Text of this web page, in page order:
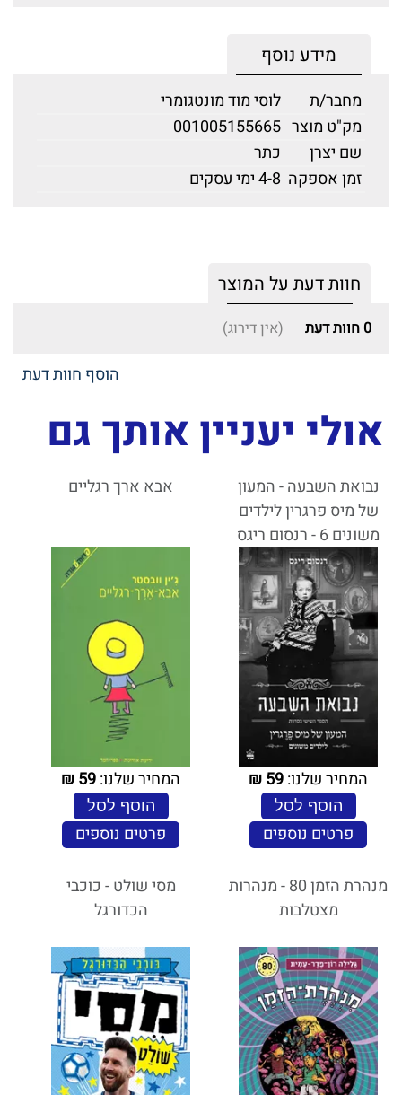
מידע נוסף
מחבר/ת
לוסי מוד מונטגומרי
מק"ט מוצר 001005155665
שם יצרן
כתר
זמן אספקה 4-8 ימי עסקים
חוות דעת על המוצר
0 חוות דעת (אין דירוג)
הוסף חוות דעת
אולי יעניין אותך גם
נבואת השבעה - המעון
של מיס פרגרין לילדים
משונים 6 - רנסום ריגס
המחיר שלנו:59
₪
הוסף לסל
פרטים נוספים
אבא ארך רגליים
המחיר שלנו:59
₪
הוסף לסל
פרטים נוספים
מנהרת הזמן 80 - מנהרות
מצטלבות
מסי שולט - כוכבי
הכדורגל